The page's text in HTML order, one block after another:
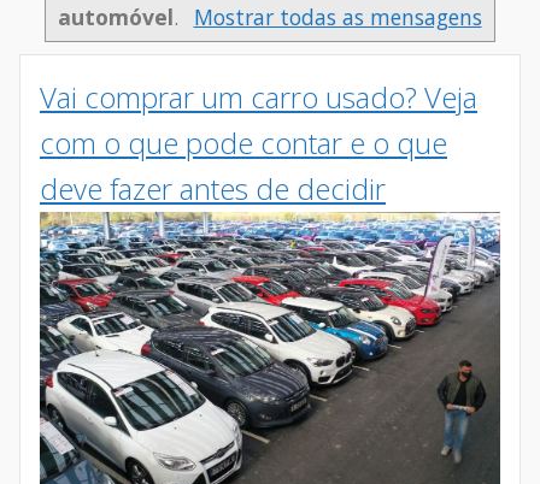
automóvel. Mostrar todas as mensagens
Vai comprar um carro usado? Veja
com o que pode contar e o que
deve fazer antes de decidir